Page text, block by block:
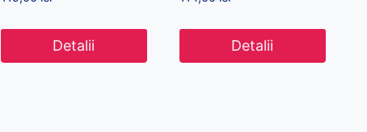
Detalii Detalii